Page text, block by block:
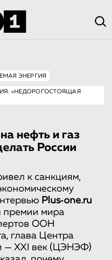
ЭНЕРГИЯ
«НЕДОРОГОСТОЯЩАЯ
нефть и газ
России
к санкциям,
Plus‑one.ru
премии мира
ООН
глава Центра
— XXI век (ЦЭНЭФ)